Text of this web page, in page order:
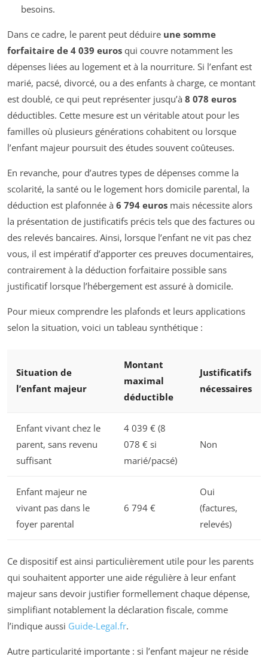
besoins.
Dans ce cadre, le parent peut déduire une somme
forfaitaire de 4 039 euros qui couvre notamment les
dépenses liées au logement et à la nourriture. Si l’enfant est
marié, pacsé, divorcé, ou a des enfants à charge, ce montant
est doublé, ce qui peut représenter jusqu’à 8 078 euros
déductibles. Cette mesure est un véritable atout pour les
familles où plusieurs générations cohabitent ou lorsque
l’enfant majeur poursuit des études souvent coûteuses.
En revanche, pour d’autres types de dépenses comme la
scolarité, la santé ou le logement hors domicile parental, la
déduction est plafonnée à 6 794 euros mais nécessite alors
la présentation de justificatifs précis tels que des factures ou
des relevés bancaires. Ainsi, lorsque l’enfant ne vit pas chez
vous, il est impératif d’apporter ces preuves documentaires,
contrairement à la déduction forfaitaire possible sans
justificatif lorsque l’hébergement est assuré à domicile.
Pour mieux comprendre les plafonds et leurs applications
selon la situation, voici un tableau synthétique :
Situation de
l’enfant majeur
Montant
maximal
déductible
Justificatifs
nécessaires
Enfant vivant chez le
parent, sans revenu
suffisant
4 039 € (8
078 € si
marié/pacsé)
Non
Enfant majeur ne
vivant pas dans le
foyer parental
6 794 €
Oui
(factures,
relevés)
Ce dispositif est ainsi particulièrement utile pour les parents
qui souhaitent apporter une aide régulière à leur enfant
majeur sans devoir justifier formellement chaque dépense,
simplifiant notablement la déclaration fiscale, comme
l’indique aussi Guide-Legal.fr.
Autre particularité importante : si l’enfant majeur ne réside